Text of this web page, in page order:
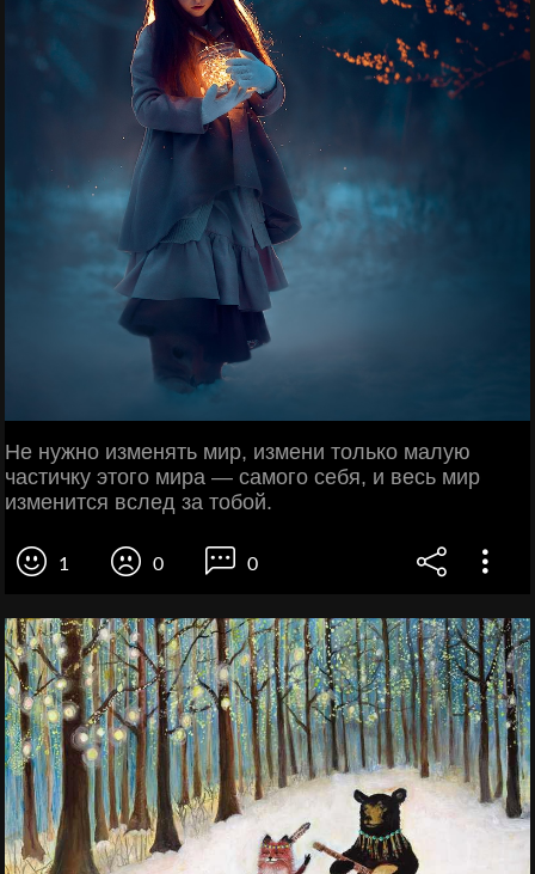
Не нужно изменять мир, измени только малую
частичку этого мира — самого себя, и весь мир
изменится вслед за тобой.
1 0 0